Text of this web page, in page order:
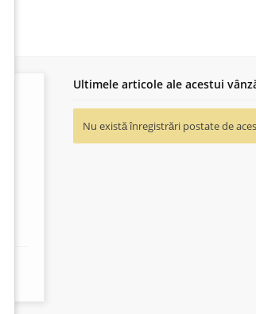
Ultimele articole ale acestui
Nu există înregistrări postate de